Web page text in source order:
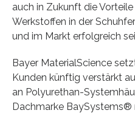
auch in Zukunft die
Werkstoffen in der
und im Markt erfolgreich
Bayer MaterialScience
Kunden künftig verstärkt
an Polyurethan-
Dachmarke BaySystems®